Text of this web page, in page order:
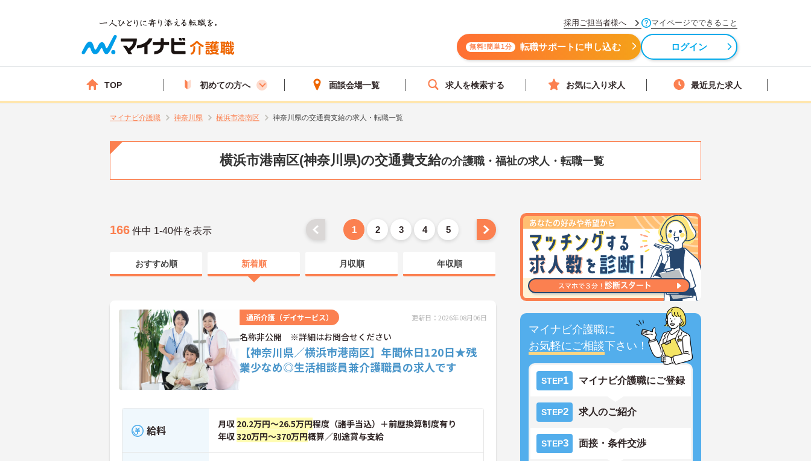
採用ご担当者様へ マイページでできること
無料!簡単1分 転職サポートに申し込む ログイン
TOP 初めての方へ 面談会場一覧 求人を検索する お気に入り求人 最近見た求人
マイナビ介護職 神奈川県 横浜市港南区 神奈川県の交通費支給の求人・転職一覧
横浜市港南区(神奈川県)の交通費支給の介護職・福祉の求人・転職一覧
マイナビ介護職に
お気軽にご相談下さい！
STEP1 マイナビ介護職にご登録
STEP2 求人のご紹介
STEP3 面接・条件交渉
166 件中 1-40件を表示 1 2 3 4 5
おすすめ順 新着順 月収順 年収順
通所介護（デイサービス） 更新日：2026年08月06日
名称非公開 ※詳細はお問合せください
【神奈川県／横浜市港南区】年間休日120日★残
業少なめ◎生活相談員兼介護職員の求人です
給料 月収 20.2万円～26.5万円程度（諸手当込）＋前歴換算制度有り
年収320万円～370万円概算／別途賞与支給